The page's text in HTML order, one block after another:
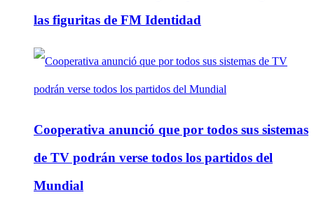
las figuritas de FM Identidad
Cooperativa anunció que por todos sus sistemas
de TV podrán verse todos los partidos del
Mundial